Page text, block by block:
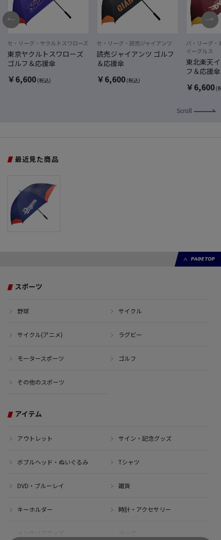
セ・リーグ・ヤクルトスワローズ
東京ヤクルトスワローズ
ゴルフ＆応援傘
￥6,600 (税込)
セ・リーグ・読売ジャイアンツ
読売ジャイアンツ ゴルフ
＆応援傘
￥6,600 (税込)
パ・リーグ・
イーグルス
東北楽天
フ＆応援傘
￥6,600 (
Scroll
最近見た商品
PAGE TOP
スポーツ
野球 サイクル
サイクル(アニメ) ラグビー
モータースポーツ ゴルフ
その他のスポーツ
アイテム
アウトレット サイン・記念グッズ
ボブルヘッド・ぬいぐるみ Tシャツ
DVD・ブルーレイ 雑貨
キーホルダー 時計・アクセサリー
インテリアグッズ